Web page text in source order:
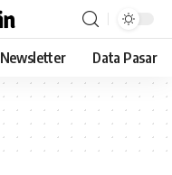
Newsletter Data Pasar